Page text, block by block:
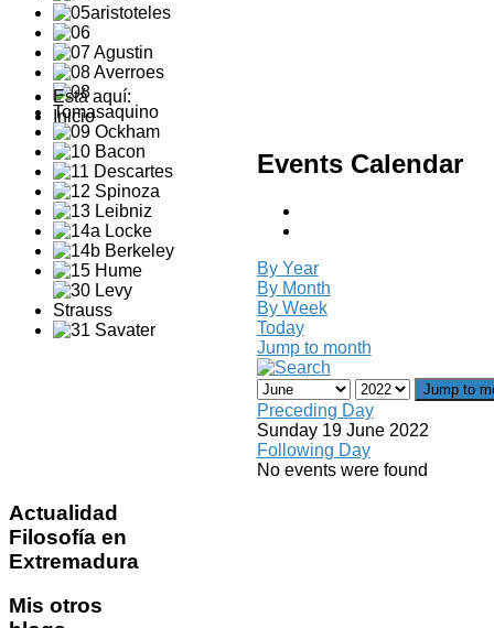
Está aquí:
Inicio
Events Calendar
By Year
By Month
By Week
Today
Jump to month
Jump to
Preceding Day
Sunday 19 June 2022
Following Day
No events were found
Actualidad
Filosofía en
Extremadura
Mis otros